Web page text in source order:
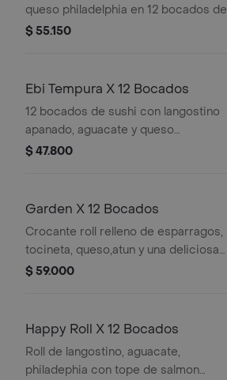
queso philadelphia en 12 bocados de
sushi crujiente.
$ 55.150
Ebi Tempura X 12 Bocados
12 bocados de sushi con langostino
apanado, aguacate y queso
philadelphia, cubiertos con semillas
$ 47.800
Garden X 12 Bocados
Crocante roll relleno de esparragos,
tocineta, queso,atun y una deliciosa
salsa de kanikama y maracuya.
$ 59.000
Happy Roll X 12 Bocados
Roll de langostino, aguacate,
philadephia con tope de salmon